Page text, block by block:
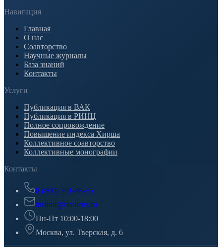
Навигация
Главная
О нас
Соавторство
Научные журналы
База знаний
Контакты
Услуги
Публикация в ВАК
Публикация в РИНЦ
Полное сопровождение
Повышение индекса Хирша
Коллективное соавторство
Коллективные монографии
Контакты
8 (800) 301-88-45
institut@rinolens.ru
Пн-Пт 10:00-18:00
Москва, ул. Тверская, д. 6